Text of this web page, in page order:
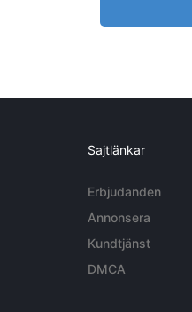
Sajtlänkar
Erbjudanden
Annonsera
Kundtjänst
DMCA